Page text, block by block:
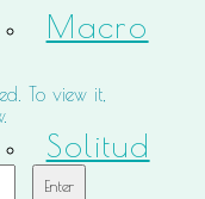
Macro
Solitud
To view it,